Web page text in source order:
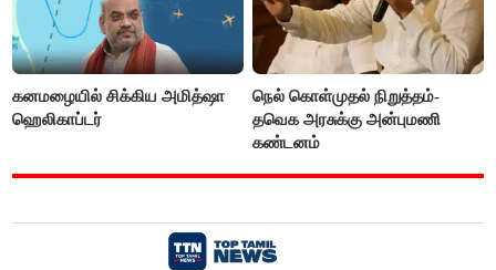
கனமழையில் சிக்கிய அமித்ஷா
ஹெலிகாப்டர்
நெல் கொள்முதல் நிறுத்தம்-
தவெக அரசுக்கு அன்புமணி
கண்டனம்